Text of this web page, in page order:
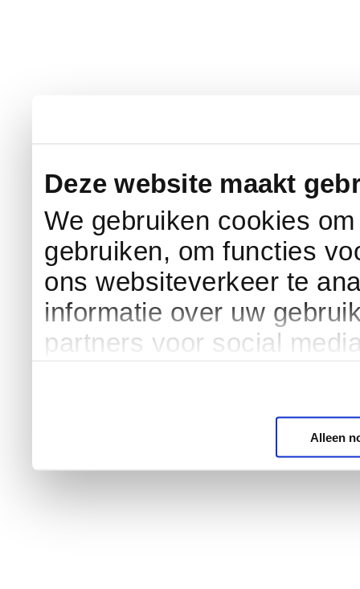
Deze website maakt
We gebruiken cookies
gebruiken, om functies
ons websiteverkeer te
informatie over uw
partners voor social
Alleen